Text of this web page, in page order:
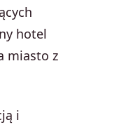
hotel
miasto z
i